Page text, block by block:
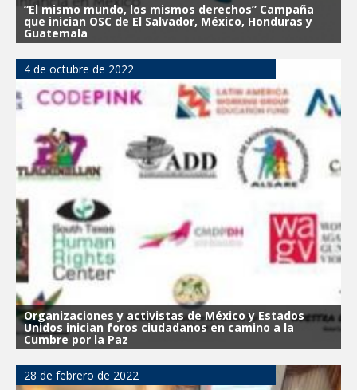
“El mismo mundo, los mismos derechos” Campaña
que inician OSC de El Salvador, México, Honduras y
Guatemala
4 de octubre de 2022
Organizaciones y activistas de México y Estados
Unidos inician foros ciudadanos en camino a la
Cumbre por la Paz
28 de febrero de 2022